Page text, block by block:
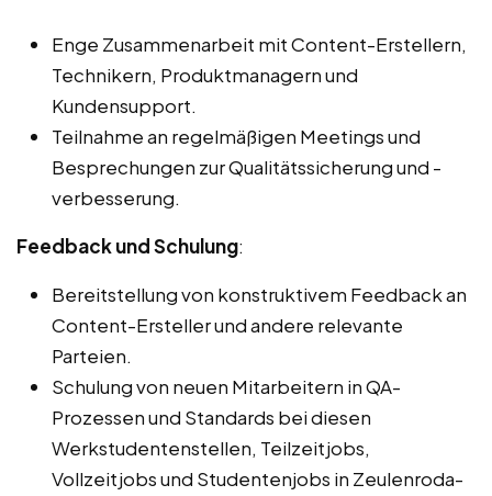
Enge Zusammenarbeit mit Content-Erstellern,
Technikern, Produktmanagern und
Kundensupport.
Teilnahme an regelmäßigen Meetings und
Besprechungen zur Qualitätssicherung und -
verbesserung.
Feedback und Schulung:
Bereitstellung von konstruktivem Feedback an
Content-Ersteller und andere relevante
Parteien.
Schulung von neuen Mitarbeitern in QA-
Prozessen und Standards bei diesen
Werkstudentenstellen, Teilzeitjobs,
Vollzeitjobs und Studentenjobs in Zeulenroda-